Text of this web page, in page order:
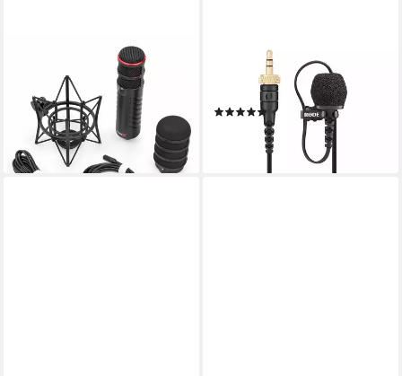
Mikrofon Rode X XDM-100
USB-Sprechermikrofon, USB-
Sprechermikrofon
ab 102,60 €
lieferbar - in 3-4 Werktagen bei dir
Mikrofon Rode Lavalier II
Lavaliermikrofon
(1)
133,90 €
lieferbar - in 5-6 Werktagen bei dir